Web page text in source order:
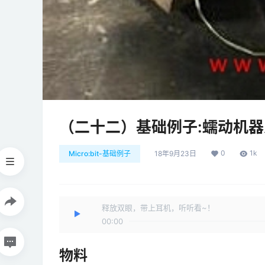
（二十二）基础例子:蠕动机
Micro:bit-基础例子 18年9月23日 0 1k
释放双眼，带上耳机，听听看~！
00:00
物料